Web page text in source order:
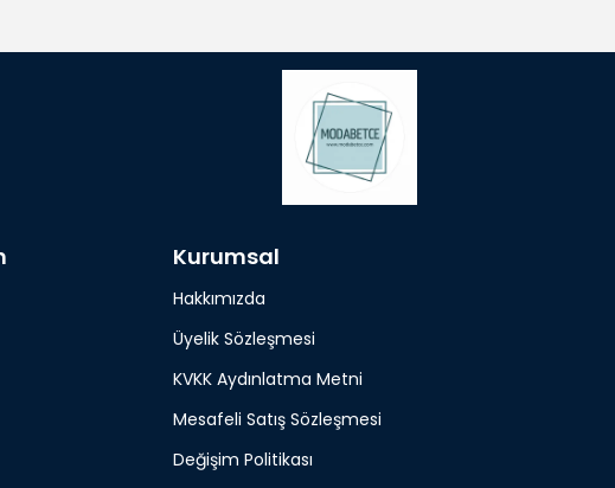
Kurumsal
Hakkımızda
Üyelik Sözleşmesi
KVKK Aydınlatma Metni
Mesafeli Satış Sözleşmesi
Değişim Politikası